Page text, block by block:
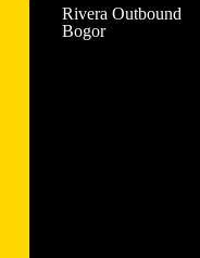
Rivera Outbound
Bogor